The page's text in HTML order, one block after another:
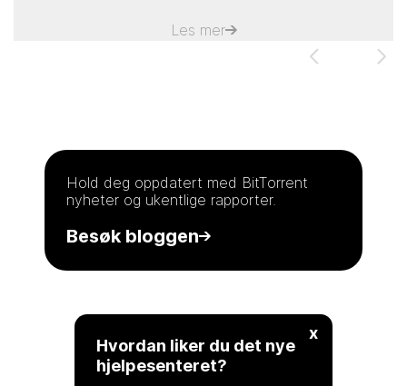
Les mer
Hold deg oppdatert med BitTorrent
nyheter og ukentlige rapporter.
Besøk bloggen
x
Hvordan liker du det nye
hjelpesenteret?